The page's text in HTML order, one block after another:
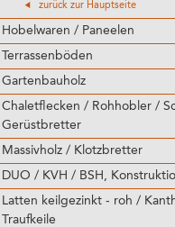
zurück zur Hauptseite
Hobelwaren / Paneelen
Terrassenböden
Gartenbauholz
Chaletflecken / Rohhobler /
Gerüstbretter
Massivholz / Klotzbretter
DUO / KVH / BSH,
Latten keilgezinkt - roh /
Traufkeile